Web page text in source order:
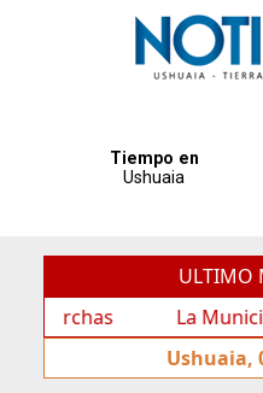
ULTIMO
La Municipalidad
Ushuaia,